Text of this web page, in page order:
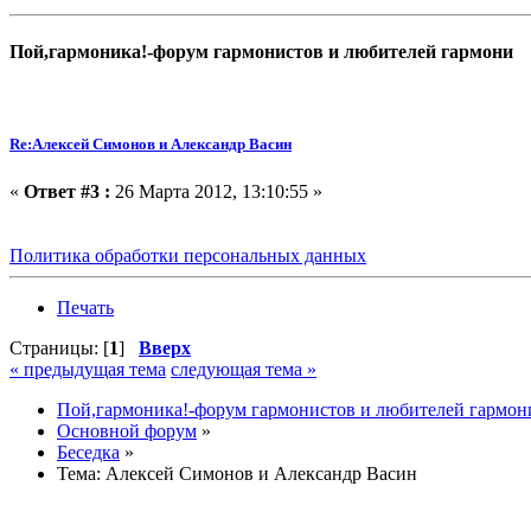
Пой,гармоника!-форум гармонистов и любителей гармони
Re:Алексей Симонов и Александр Васин
« Ответ #3 : 26 Марта 2012, 13:10:55 »
Политика обработки персональных данных
Печать
Страницы: [1] Вверх
« предыдущая тема следующая тема »
Пой,гармоника!-форум гармонистов и любителей
Основной форум »
Беседка »
Тема: Алексей Симонов и Александр Васин